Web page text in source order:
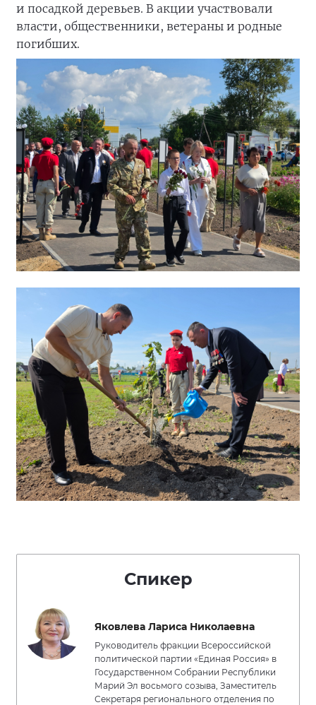
и посадкой деревьев. В акции участвовали
власти, общественники, ветераны и родные
погибших.
Спикер
Яковлева Лариса Николаевна
Руководитель фракции Всероссийской
политической партии «Единая Россия» в
Государственном Собрании Республики
Марий Эл восьмого созыва, Заместитель
Секретаря регионального отделения по